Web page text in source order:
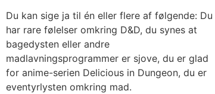
Du kan sige ja til én eller flere af følgende: Du
har rare følelser omkring D&D, du synes at
bagedysten eller andre
madlavningsprogrammer er sjove, du er glad
for anime-serien Delicious in Dungeon, du er
eventyrlysten omkring mad.